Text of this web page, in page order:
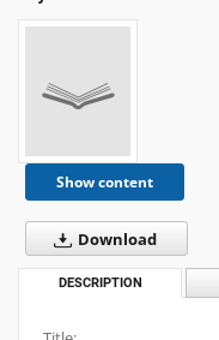
Show content
Download
DESCRIPTION